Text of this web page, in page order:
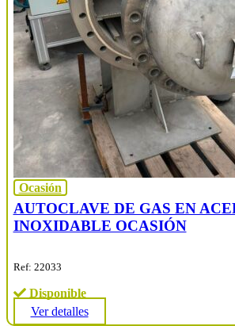
Ocasión
AUTOCLAVE DE GAS EN
INOXIDABLE OCASIÓN
Ref: 22033
Disponible
Ver detalles